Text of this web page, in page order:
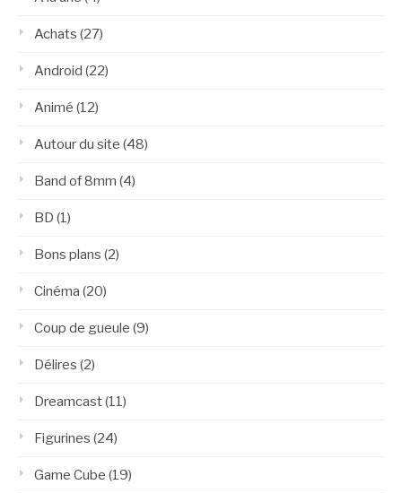
Achats (27)
Android (22)
Animé (12)
Autour du site (48)
Band of 8mm (4)
BD (1)
Bons plans (2)
Cinéma (20)
Coup de gueule (9)
Délires (2)
Dreamcast(11)
Figurines (24)
Game Cube (19)